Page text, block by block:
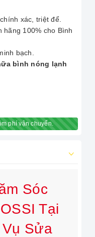
xác, triệt để.
hãng 100% cho Bình
bạch.
bình nóng lạnh
phí vận chuyển.
Sóc
Tại
Vụ Sửa